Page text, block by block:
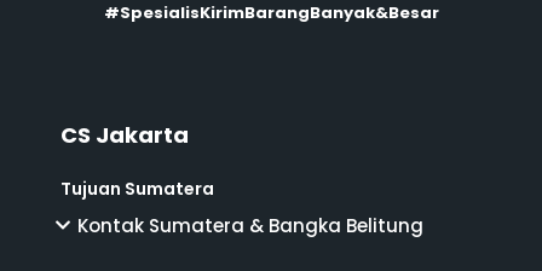
#SpesialisKirimBarangBanyak&Besar
CS Jakarta
Tujuan Sumatera
Kontak Sumatera & Bangka Belitung